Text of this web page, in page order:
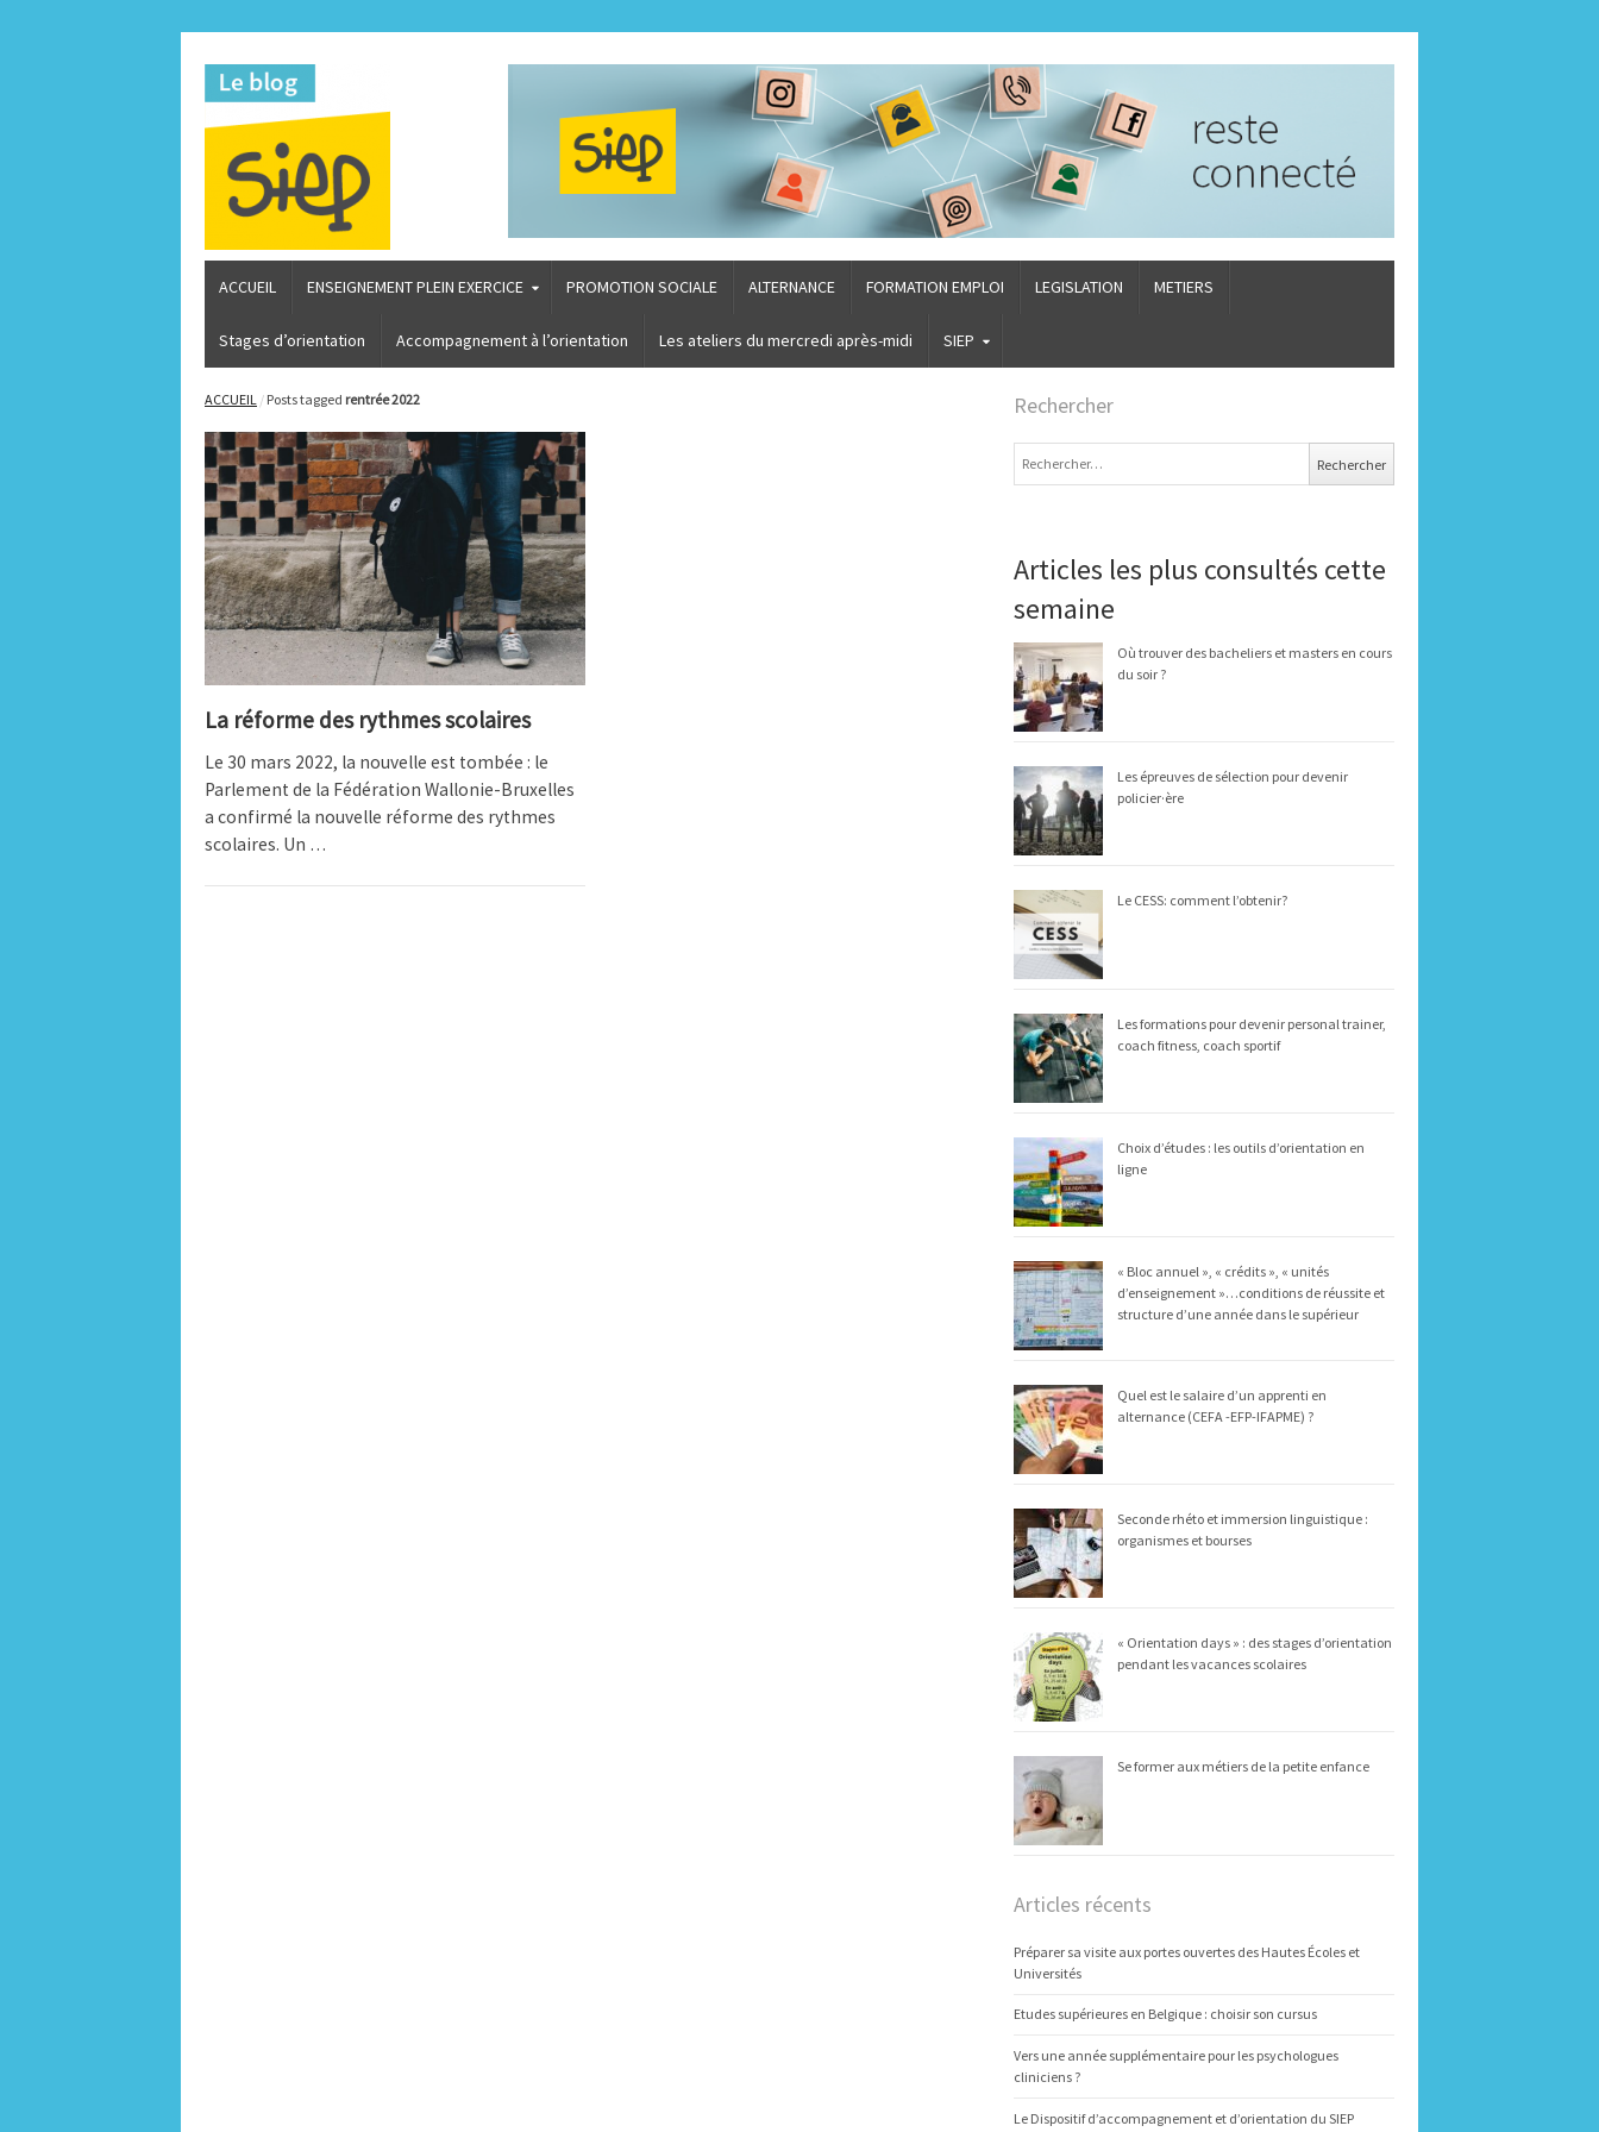
ACCUEIL ENSEIGNEMENT PLEIN EXERCICE PROMOTION SOCIALE ALTERNANCE FORMATION EMPLOI LEGISLATION METIERS
Stages d’orientation Accompagnement à l’orientation Les ateliers du mercredi après-midi SIEP
ACCUEIL / Posts tagged rentrée 2022
La réforme des rythmes scolaires
Le 30 mars 2022, la nouvelle est tombée : le
Parlement de la Fédération Wallonie-Bruxelles
a confirmé la nouvelle réforme des rythmes
scolaires. Un …
Rechercher
Articles les plus consultés cette
semaine
Où trouver des bacheliers et masters en cours
du soir ?
Les épreuves de sélection pour devenir
policier·ère
Le CESS: comment l’obtenir?
Les formations pour devenir personal trainer,
coach fitness, coach sportif
Choix d’études : les outils d’orientation en
ligne
« Bloc annuel », « crédits », « unités
d’enseignement »…conditions de réussite et
structure d’une année dans le supérieur
Quel est le salaire d’un apprenti en
alternance (CEFA -EFP-IFAPME) ?
Seconde rhéto et immersion linguistique :
organismes et bourses
« Orientation days » : des stages d’orientation
pendant les vacances scolaires
Se former aux métiers de la petite enfance
Articles récents
Préparer sa visite aux portes ouvertes des Hautes Écoles et
Universités
Etudes supérieures en Belgique : choisir son cursus
Vers une année supplémentaire pour les psychologues
cliniciens ?
Le Dispositif d’accompagnement et d’orientation du SIEP